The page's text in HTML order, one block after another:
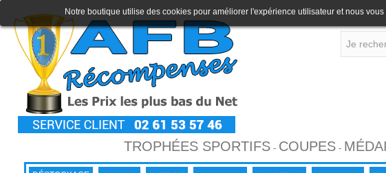
TROPHÉES SPORTIFS- COUPES-
Notre boutique utilise des cookies pour améliorer l'expérience utilisateur et nous